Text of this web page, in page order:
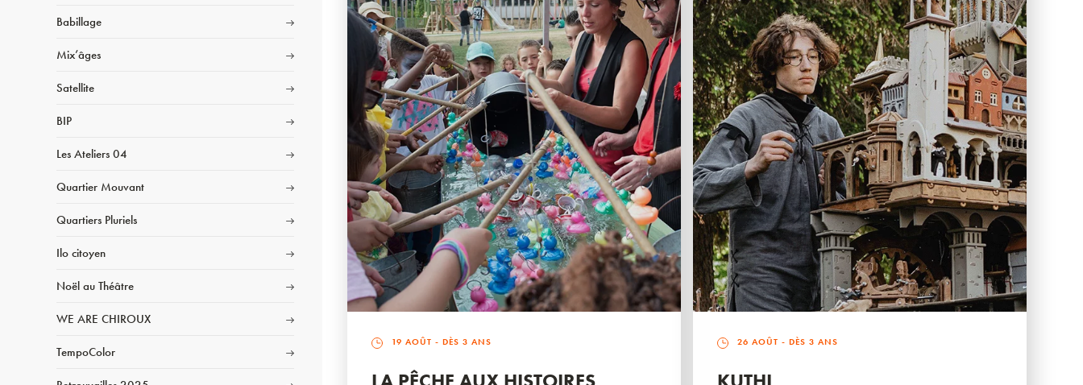
Babillage
Mix’âges
Satellite
BIP
Les Ateliers 04
Quartier Mouvant
Quartiers Pluriels
Ilo citoyen
Noël au Théâtre
WE ARE CHIROUX
TempoColor
19 AOÛT - DÈS 3 ANS 26 AOÛT - DÈS 3 ANS